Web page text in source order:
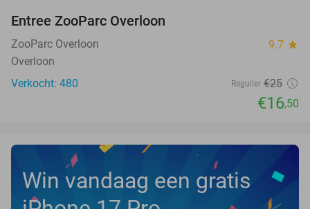
TODAY
Entree ZooParc Overloon
ZooParc Overloon 9.7 star
Overloon
Verkocht: 480
Regulier €25
€16,50
Win vandaag een gratis